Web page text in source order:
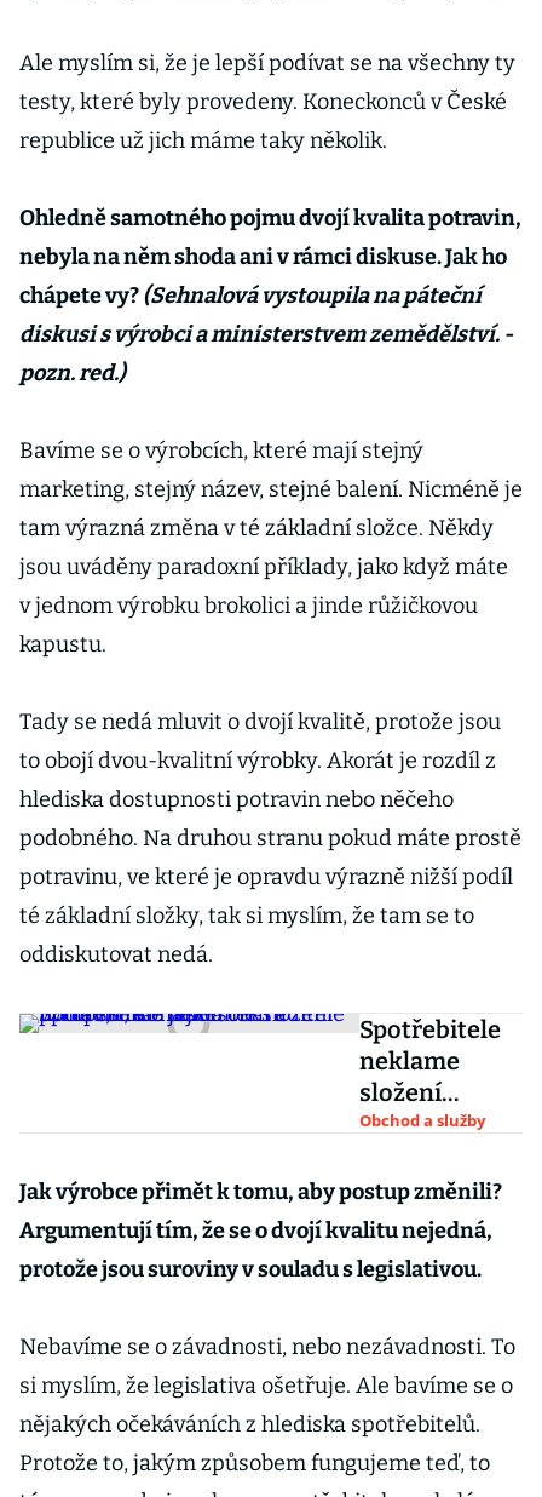
Ale myslím si, že je lepší podívat se na všechny ty
testy, které byly provedeny. Koneckonců v České
republice už jich máme taky několik.
Ohledně samotného pojmu dvojí kvalita potravin,
nebyla na něm shoda ani v rámci diskuse. Jak ho
chápete vy?(Sehnalová vystoupila na páteční
diskusi s výrobci a ministerstvem zemědělství. -
pozn. red.)
Bavíme se o výrobcích, které mají stejný
marketing, stejný název, stejné balení. Nicméně je
tam výrazná změna v té základní složce. Někdy
jsou uváděny paradoxní příklady, jako když máte
v jednom výrobku brokolici a jinde růžičkovou
kapustu.
Tady se nedá mluvit o dvojí kvalitě, protože jsou
to obojí dvou-kvalitní výrobky. Akorát je rozdíl z
hlediska dostupnosti potravin nebo něčeho
podobného. Na druhou stranu pokud máte prostě
potravinu, ve které je opravdu výrazně nižší podíl
té základní složky, tak si myslím, že tam se to
oddiskutovat nedá.
Spotřebitele
neklame
složení
potravin, ale
vzhled, říká
náměstek
ředitele
Evropské
Obchod a služby
Jak výrobce přimět k tomu, aby postup změnili?
Argumentují tím, že se o dvojí kvalitu nejedná,
protože jsou suroviny v souladu s legislativou.
Nebavíme se o závadnosti, nebo nezávadnosti. To
si myslím, že legislativa ošetřuje. Ale bavíme se o
nějakých očekáváních z hlediska spotřebitelů.
Protože to, jakým způsobem fungujeme teď, to